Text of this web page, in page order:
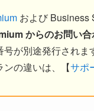
および Business
からのお問い合
が別途発行されま
の違いは、【サポ